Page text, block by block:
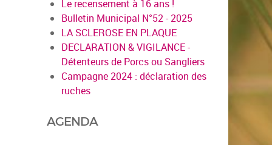
Le recensement à 16 ans !
Bulletin Municipal N°52 - 2025
LA SCLEROSE EN PLAQUE
DECLARATION & VIGILANCE -
Détenteurs de Porcs ou Sangliers
Campagne 2024 : déclaration des
ruches
AGENDA